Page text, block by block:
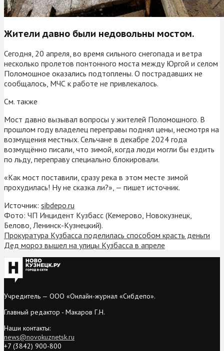
Жители давно были недовольны мостом.
Сегодня, 20 апреля, во время сильного снегопада и ветра
несколько пролетов понтонного моста между Юргой и селом
Поломошное оказались подтоплены. О пострадавших не
сообщалось, МЧС к работе не привлекалось.
См. также
Мост давно вызывал вопросы у жителей Поломошного. В
прошлом году владелец переправы поднял цены, несмотря на
возмущения местных. Сельчане в декабре 2024 года
возмущённо писали, что зимой, когда люди могли бы ездить
по льду, переправу специально блокировали.
«Как мост поставили, сразу река в этом месте зимой
прохудилась! Ну не сказка ли?», — пишет источник.
Источник: sibdepo.ru
Фото: ЧП Инцидент Кузбасс (Кемерово, Новокузнецк,
Белово, Ленинск-Кузнецкий).
Прокуратура Кузбасса поделилась способом красть деньги
Дед мороз вышел на улицы Кузбасса в апреле
Учредитель — ООО «Онлайн-журнал «Сибдепо».
Главный редактор - Макаров Г.Н.
Наши контакты:
news@novokuznetsk.ru
+7 (3842) 900-800